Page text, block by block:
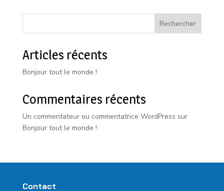
Rechercher
Articles récents
Bonjour tout le monde !
Commentaires récents
Un commentateur ou commentatrice WordPress sur
Bonjour tout le monde !
Contact